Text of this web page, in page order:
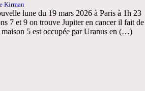
Kirman
lune du 19 mars 2026 à Paris à 1h 23
7 et 9 on trouve Jupiter en cancer il fait de
maison 5 est occupée par Uranus en (…)